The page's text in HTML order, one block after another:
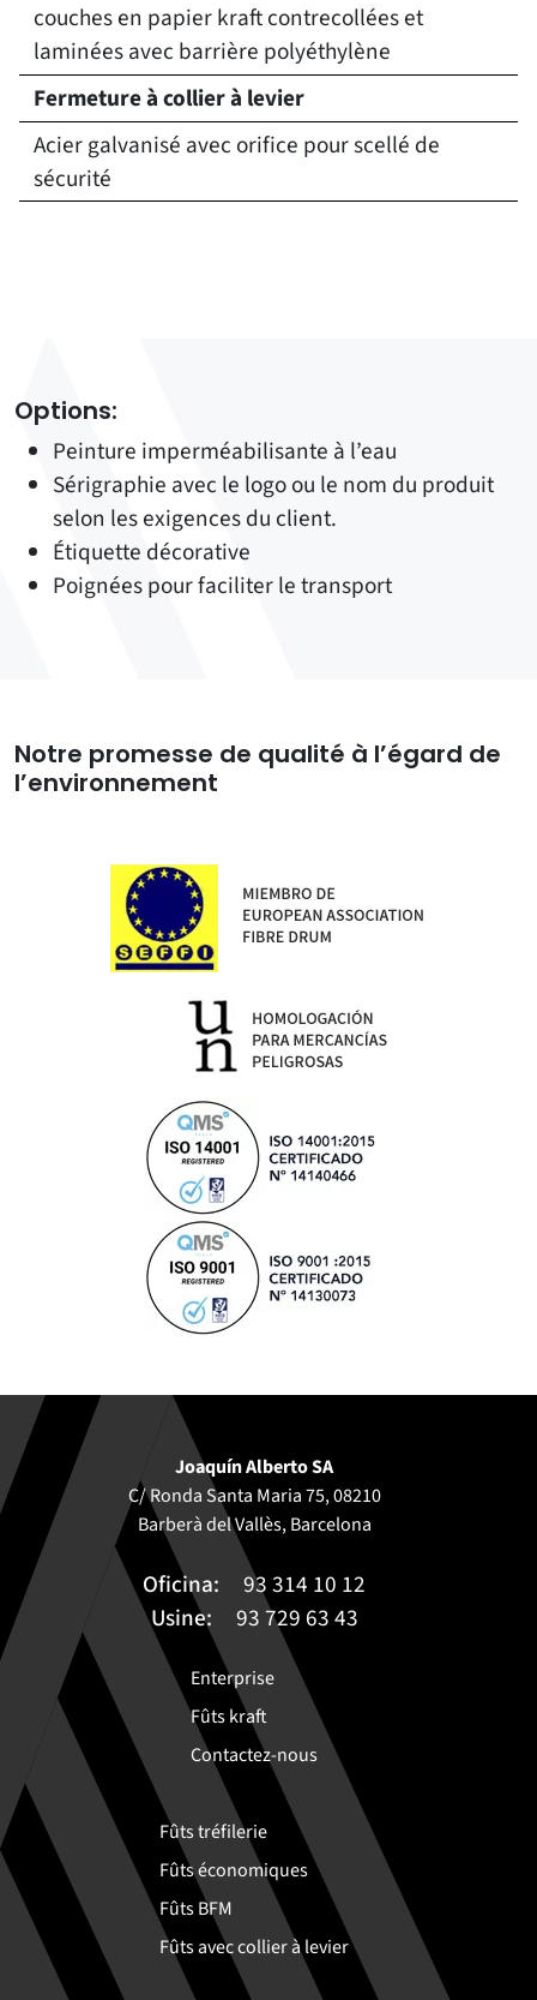
couches en papier kraft contrecollées et
laminées avec barrière polyéthylène
Fermeture à collier à levier
Acier galvanisé avec orifice pour scellé de
sécurité
Options:
Peinture imperméabilisante à l’eau
Sérigraphie avec le logo ou le nom du produit
selon les exigences du client.
Étiquette décorative
Poignées pour faciliter le transport
Notre promesse de qualité à l’égard de
l’environnement
Joaquín Alberto SA
C/ Ronda Santa Maria 75, 08210
Barberà del Vallès, Barcelona
Oficina:
93 314 10 12
Usine:
93 729 63 43
Enterprise
Fûts kraft
Contactez-nous
Fûts tréfilerie
Fûts économiques
Fûts BFM
Fûts avec collier à levier